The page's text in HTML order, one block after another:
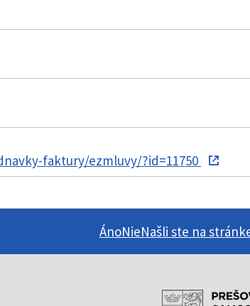
faktury/ezmluvy/?id=11750
ÁnoNieNašli ste na